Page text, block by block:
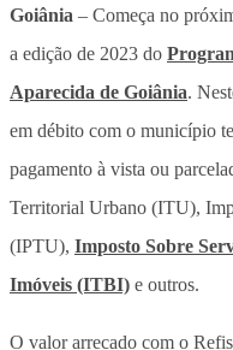
Goiânia – Começa no
a edição de 2023 do
Aparecida de Goiânia.
em débito com o município
pagamento à vista ou
Territorial Urbano (ITU),
(IPTU), Imposto Sobre
Imóveis (ITBI) e outros.
O valor arrecado com o